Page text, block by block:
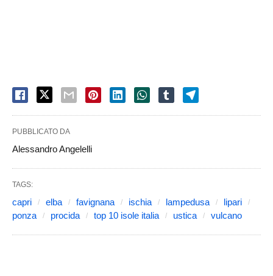
PUBBLICATO DA
Alessandro Angelelli
TAGS:
capri elba favignana ischia lampedusa
lipari
ponza
procida top 10 isole italia ustica vulcano